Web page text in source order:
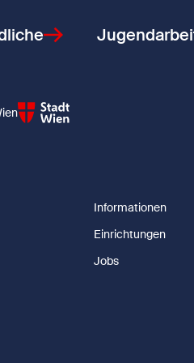
Informationen
Einrichtungen
Jobs